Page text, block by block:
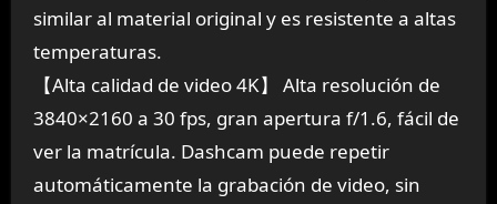
similar al material original y es resistente a altas
temperaturas.
【Alta calidad de video 4K】 Alta resolución de
3840×2160 a 30 fps, gran apertura f/1.6, fácil de
ver la matrícula. Dashcam puede repetir
automáticamente la grabación de video, sin